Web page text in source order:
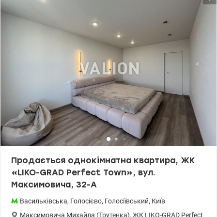
446 35 99 valion.ua/1155174
Продається однокімнатна квартира, ЖК
«LIKO-GRAD Perfect Town», вул.
Максимовича, 32-А
Васильківська, Голосієво, Голосіївський, Київ
Максимовича Михайла (Трутенка), ЖК LIKO-GRAD Perfect